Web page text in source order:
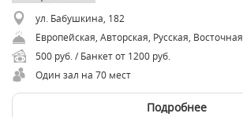
ул. Бабушкина, 182
Европейская, Авторская, Русская, Восточная
500 руб. / Банкет от 1200 руб.
Один зал на 70 мест
Подробнее